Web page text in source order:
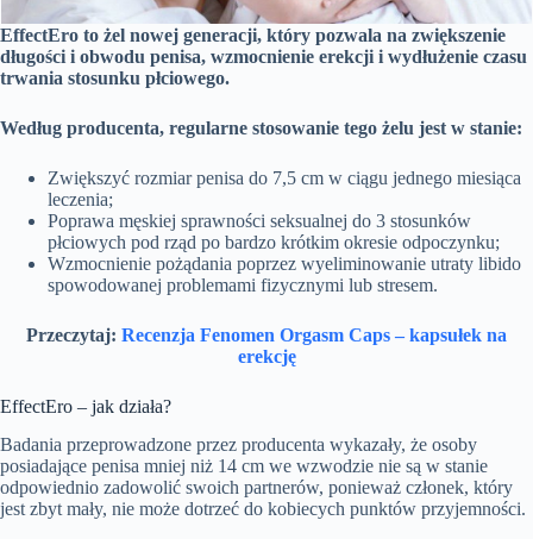
EffectEro to żel nowej generacji, który pozwala na zwiększenie
długości i obwodu penisa, wzmocnienie erekcji i wydłużenie czasu
trwania stosunku płciowego.
Według producenta, regularne stosowanie tego żelu jest w stanie:
Zwiększyć rozmiar penisa do 7,5 cm w ciągu jednego miesiąca
leczenia;
Poprawa męskiej sprawności seksualnej do 3 stosunków
płciowych pod rząd po bardzo krótkim okresie odpoczynku;
Wzmocnienie pożądania poprzez wyeliminowanie utraty libido
spowodowanej problemami fizycznymi lub stresem.
Przeczytaj: Recenzja Fenomen Orgasm Caps – kapsułek na
erekcję
EffectEro – jak działa?
Badania przeprowadzone przez producenta wykazały, że osoby
posiadające penisa mniej niż 14 cm we wzwodzie nie są w stanie
odpowiednio zadowolić swoich partnerów, ponieważ członek, który
jest zbyt mały, nie może dotrzeć do kobiecych punktów przyjemności.